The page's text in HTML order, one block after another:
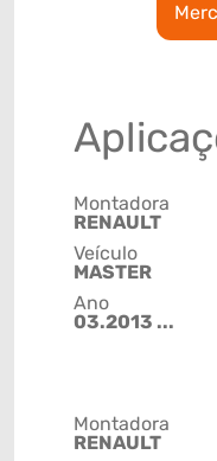
Montadora
RENAULT
Veículo
MASTER
Ano
03.2013 ...
Montadora
RENAULT